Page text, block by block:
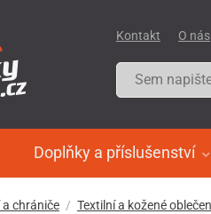
Doplňky a příslušenství
Kontakt O nás
a chrániče Textilní a kožené